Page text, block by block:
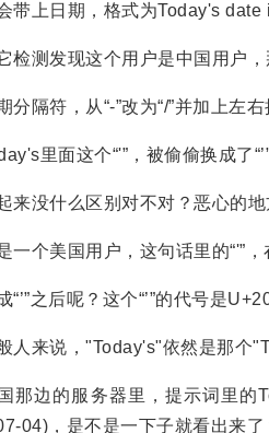
带上日期，格式为Today's date
检测发现这个用户是中国用户，
分隔符，从“-”改为“/”并加上左
里面这个“'”，被偷偷换成了
来没什么区别对不对？恶心的地
一个美国用户，这句话里的“'”
“’”之后呢？这个“’”的代号是
人来说，"Today's"依然是那个
那边的服务器里，提示词里的
04)，是不是一下子就看出来了